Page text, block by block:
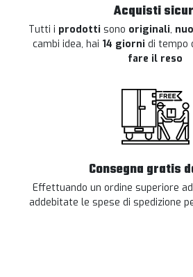
Acquisti
Tutti i prodotti sono originali,
cambi idea, hai 14 giorni di tempo
fare il reso
Consegna gratis
Effettuando un ordine superiore
addebitate le spese di spedizione